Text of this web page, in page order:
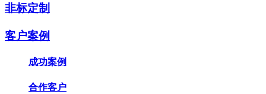
非标定制
客户案例
成功案例
合作客户